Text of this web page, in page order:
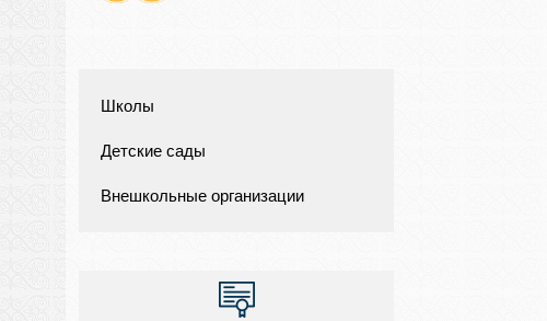
Школы
Детские сады
Внешкольные организации